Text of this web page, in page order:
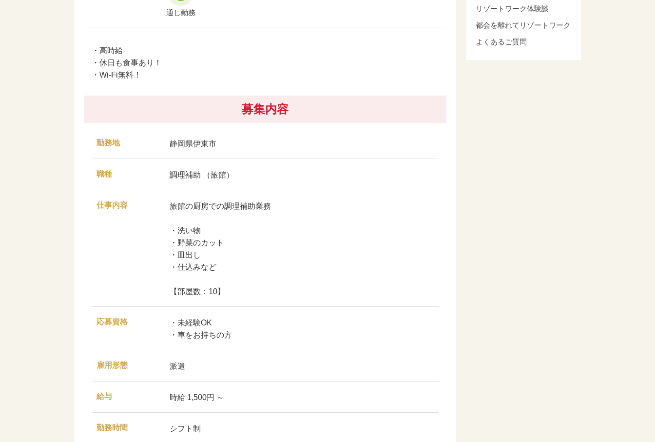
通し勤務
・高時給
・休日も食事あり！
・Wi-Fi無料！
募集内容
勤務地 静岡県伊東市
職種 調理補助 （旅館）
仕事内容 旅館の厨房での調理補助業務
・洗い物
・野菜のカット
・皿出し
・仕込みなど
【部屋数：10】
応募資格
・未経験OK
・車をお持ちの方
雇用形態 派遣
給与 時給 1,500円 ～
勤務時間 シフト制
リゾートワーク体験談
都会を離れてリゾートワーク
よくあるご質問